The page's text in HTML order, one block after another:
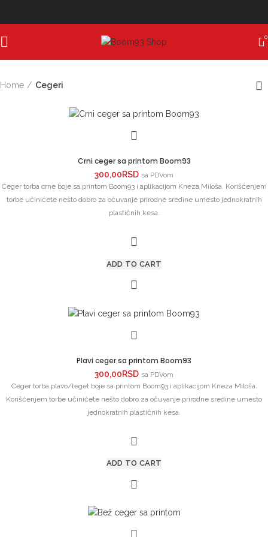
0
Home Cegeri
Crni ceger sa printom Boom93
300,00RSD sa PDVom
Ceger torba crne boje sa printom Boom93 i aplikacijom Kneza Miloša. Korišćenjem
torbe učinićete nešto dobro za očuvanje prirodne sredine umesto jednokratnih
plastičnih kesa.
ADD TO CART
Plavi ceger sa printom Boom93
300,00RSD sa PDVom
Ceger torba plavo/teget boje sa printom Boom93 i aplikacijom Kneza Miloša.
Korišćenjem torbe učinićete nešto dobro za očuvanje prirodne sredine umesto
jednokratnih plastičnih kesa.
ADD TO CART